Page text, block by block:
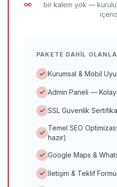
bir kalem yok —
PAKETE DAHIL
Kurumsal & Mobil
Admin Paneli —
SSL Güvenlik
Temel SEO
hazır)
Google Maps &
İletişim & Teklif Formu